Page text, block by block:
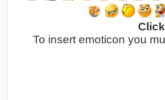
To insert emoticon you